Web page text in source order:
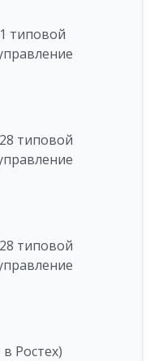
типовой
типовой
типовой
Ростех)